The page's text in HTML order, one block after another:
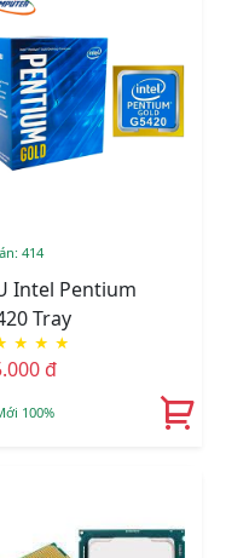
414
Intel Pentium
Tray
★ ★ ★
đ
100%